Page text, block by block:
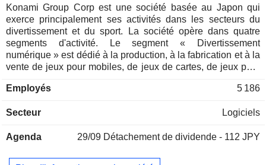
Konami Group Corp est une société basée au Japon qui
exerce principalement ses activités dans les secteurs du
divertissement et du sport. La société opère dans quatre
segments d'activité. Le segment « Divertissement
numérique » est dédié à la production, à la fabrication et à la
vente de jeux pour mobiles, de jeux de cartes, de jeux pour
segment « Amusement » est dédié à la production, à la
segment « Jeux et systèmes » est dédié à la production, à la
de gestion de casinos, ainsi qu’à la fourniture de services
d’écoles de fitness, de natation, de gymnastique, de danse,
Employés 5 186
Secteur Logiciels
Agenda 29/09 Détachement de dividende - 112 JPY